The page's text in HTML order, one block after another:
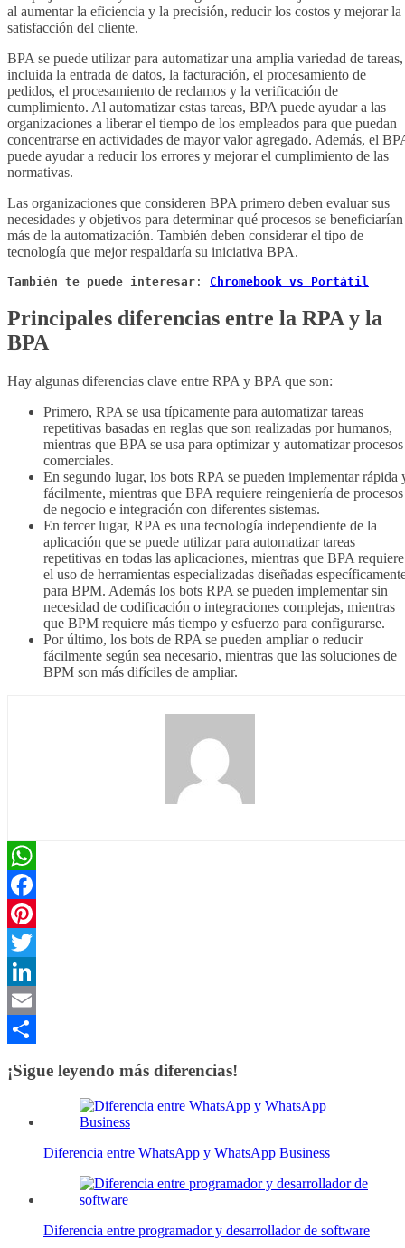
al aumentar la eficiencia y la precisión, reducir los costos y mejorar la
satisfacción del cliente.
BPA se puede utilizar para automatizar una amplia variedad de tareas,
incluida la entrada de datos, la facturación, el procesamiento de
pedidos, el procesamiento de reclamos y la verificación de
cumplimiento. Al automatizar estas tareas, BPA puede ayudar a las
organizaciones a liberar el tiempo de los empleados para que puedan
concentrarse en actividades de mayor valor agregado. Además, el
puede ayudar a reducir los errores y mejorar el cumplimiento de las
normativas.
Las organizaciones que consideren BPA primero deben evaluar sus
necesidades y objetivos para determinar qué procesos se beneficiarían
más de la automatización. También deben considerar el tipo de
tecnología que mejor respaldaría su iniciativa BPA.
También te puede interesar : Chromebook vs Portátil
Principales diferencias entre la RPA y la
BPA
Hay algunas diferencias clave entre RPA y BPA que son:
Primero, RPA se usa típicamente para automatizar tareas
repetitivas basadas en reglas que son realizadas por humanos,
mientras que BPA se usa para optimizar y automatizar procesos
comerciales.
En segundo lugar, los bots RPA se pueden implementar rápida
fácilmente, mientras que BPA requiere reingeniería de procesos
de negocio e integración con diferentes sistemas.
En tercer lugar, RPA es una tecnología independiente de la
aplicación que se puede utilizar para automatizar tareas
repetitivas en todas las aplicaciones, mientras que BPA requiere
el uso de herramientas especializadas diseñadas
para BPM. Además los bots RPA se pueden implementar sin
necesidad de codificación o integraciones complejas, mientras
que BPM requiere más tiempo y esfuerzo para configurarse.
Por último, los bots de RPA se pueden ampliar o reducir
fácilmente según sea necesario, mientras que las soluciones de
BPM son más difíciles de ampliar.
WhatsApp
Facebook
Pinterest
Twitter
LinkedIn
Email
¡Sigue leyendo más diferencias!
Diferencia entre WhatsApp y WhatsApp Business
Diferencia entre programador y desarrollador de software